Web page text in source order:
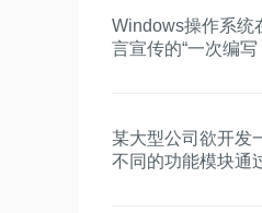
Windows操作系统
言宣传的“一次编
某大型公司欲开发
不同的功能模块通